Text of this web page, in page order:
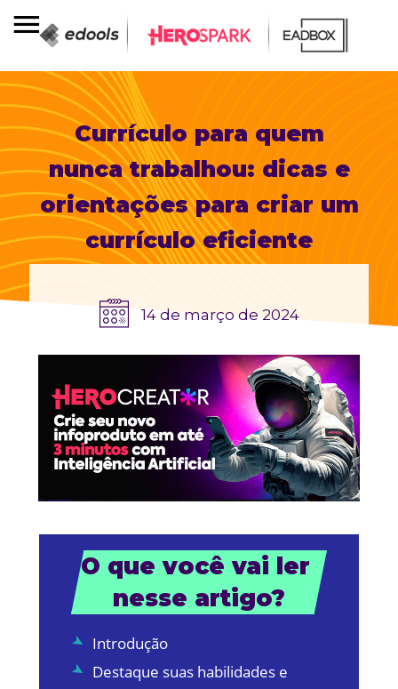
Currículo para quem
nunca trabalhou: dicas e
orientações para criar um
currículo eficiente
14 de março de 2024
O que você vai ler
nesse artigo?
Introdução
Destaque suas habilidades e